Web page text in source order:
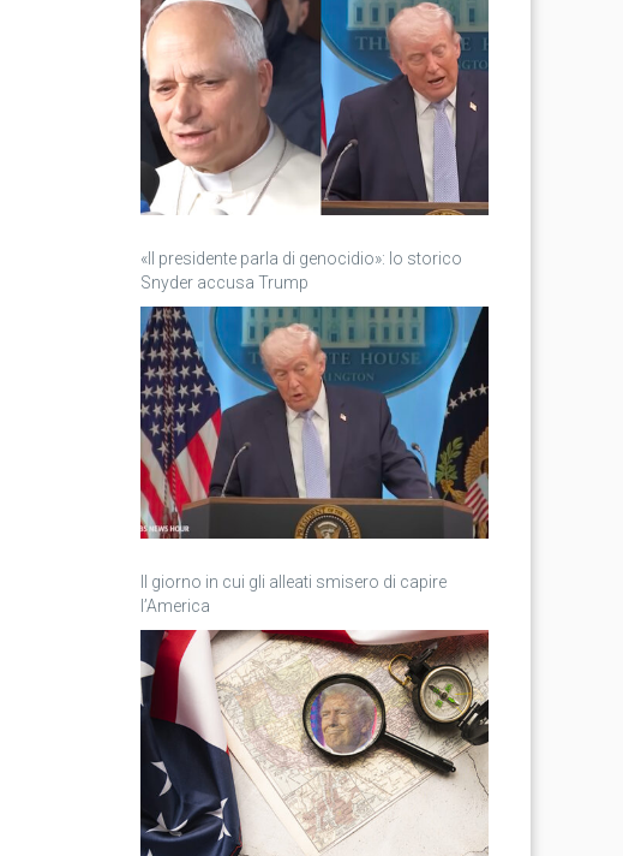
«Il presidente parla di genocidio»: lo storico
Snyder accusa Trump
Il giorno in cui gli alleati smisero di capire
l’America